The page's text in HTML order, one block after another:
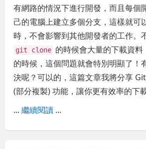
有網路的情況下進行開發，而且每個
己的電腦上建立多個分支，這樣就可
時，不會影響到其他開發者的工作。
git clone 的時候會大量的下載資
的時候，這個問題就會特別明顯了！
決呢？可以的，這篇文章我將分享
(部分複製) 功能，讓你更有效率的下
...繼續閱讀 ...